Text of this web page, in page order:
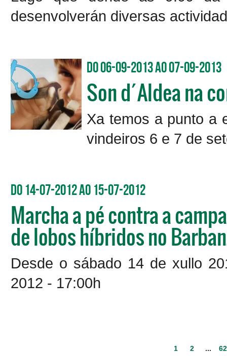
desenvolverán diversas
Do 06-09-2013 ao 07-09-2013
Son d´Aldea na
Xa temos a punto a
vindeiros 6 e 7 de
Do 14-07-2012 ao 15-07-2012
Marcha a pé contra a
de lobos híbridos no
Desde o sábado 14 de xullo
2012 - 17:00h
1 2 ... 62